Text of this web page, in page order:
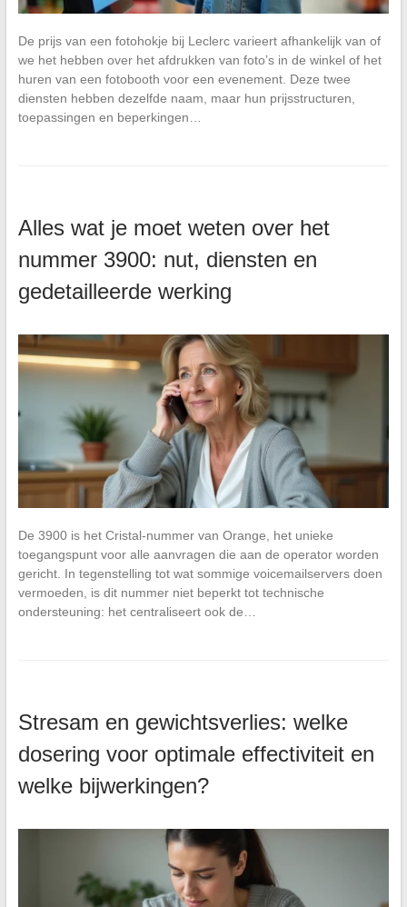
De prijs van een fotohokje bij Leclerc varieert afhankelijk van of
we het hebben over het afdrukken van foto’s in de winkel of het
huren van een fotobooth voor een evenement. Deze twee
diensten hebben dezelfde naam, maar hun prijsstructuren,
toepassingen en beperkingen…
Alles wat je moet weten over het
nummer 3900: nut, diensten en
gedetailleerde werking
De 3900 is het Cristal-nummer van Orange, het unieke
toegangspunt voor alle aanvragen die aan de operator worden
gericht. In tegenstelling tot wat sommige voicemailservers doen
vermoeden, is dit nummer niet beperkt tot technische
ondersteuning: het centraliseert ook de…
Stresam en gewichtsverlies: welke
dosering voor optimale effectiviteit en
welke bijwerkingen?